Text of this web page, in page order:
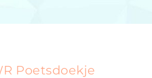
Poetsdoekje